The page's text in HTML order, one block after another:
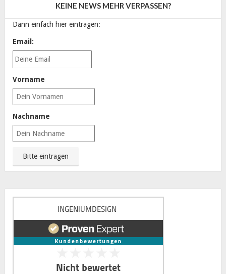
KEINE NEWS MEHR VERPASSEN?
Dann einfach hier eintragen:
Email:
Vorname
Nachname